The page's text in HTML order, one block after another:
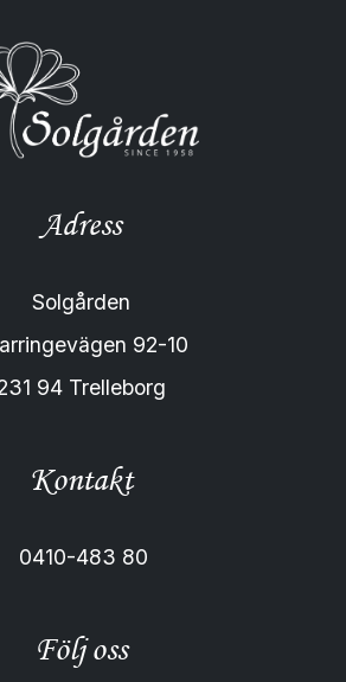
Adress
Solgården
92-10
94 Trelleborg
Kontakt
0410-483 80
Följ oss